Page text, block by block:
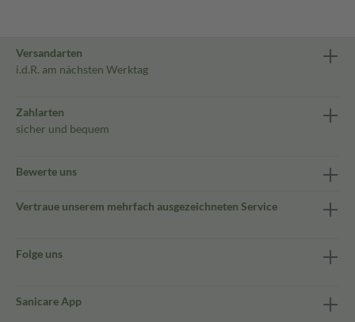
Versandarten
i.d.R. am nächsten Werktag
Zahlarten
sicher und bequem
Bewerte uns
Vertraue unserem mehrfach ausgezeichneten Service
Folge uns
Sanicare App